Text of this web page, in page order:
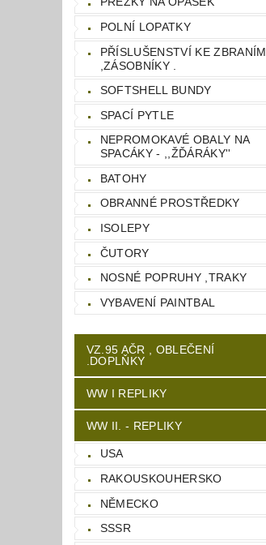
POLNÍ LOPATKY
PŘÍSLUŠENSTVÍ KE ZBRANÍM
,ZÁSOBNÍKY .
SOFTSHELL BUNDY
SPACÍ PYTLE
NEPROMOKAVÉ OBALY NA
SPACÁKY - ,,ŽĎÁRÁKY''
BATOHY
OBRANNÉ PROSTŘEDKY
ISOLEPY
ČUTORY
NOSNÉ POPRUHY ,TRAKY
VYBAVENÍ PAINTBAL
VZ.95 AČR , OBLEČENÍ
.DOPLŇKY
WW I REPLIKY
WW II. - REPLIKY
USA
RAKOUSKOUHERSKO
NĚMECKO
SSSR